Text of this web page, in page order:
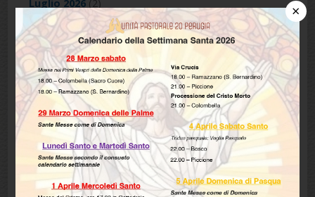
Luglio 2026 (2)
Marzo 2026
Dicembre 2025(1)
Settembre 2025(4)
Maggio 2025(1)
Aprile 2025(1)
Maggio 2024(1)
×